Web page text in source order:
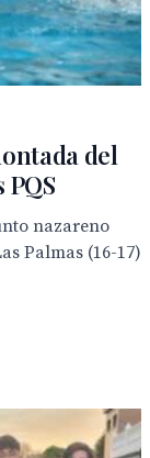
del
nazareno
Palmas (16-17)